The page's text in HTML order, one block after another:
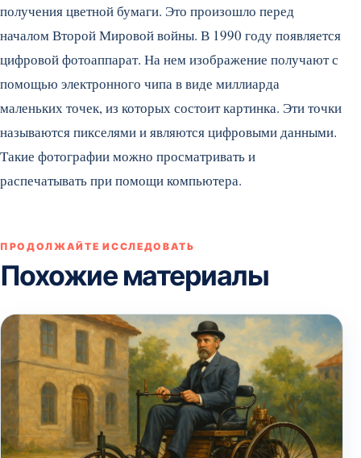
получения цветной бумаги. Это произошло перед
началом Второй Мировой войны. В 1990 году появляется
цифровой фотоаппарат. На нем изображение получают с
помощью электронного чипа в виде миллиарда
маленьких точек, из которых состоит картинка. Эти точки
называются пикселями и являются цифровыми данными.
Такие фотографии можно просматривать и
распечатывать при помощи компьютера.
ПРОДОЛЖАЙТЕ ИССЛЕДОВАТЬ
Похожие материалы